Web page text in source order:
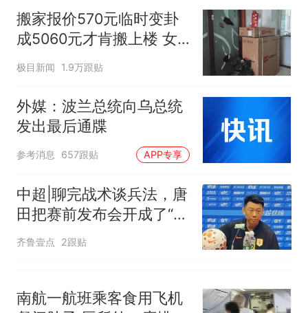
核查
部作废，公平么？
“不建议大家买深色蛋糕”上热
搜，网友：天塌了！
那个在床头放菜刀的女孩，
人生
搬家报价570元临时变卦
成5060元才肯搬上楼 女
子傻眼
极目新闻 1.9万跟贴
外媒：波兰总统向乌总统
发出最后通牒
参考消息 657跟贴 APP专享
中超|聊完战术谈兵法，唐
田把赛前发布会开成了“军
师联盟”
齐鲁壹点 2跟贴
南航一航班乘客食用飞机